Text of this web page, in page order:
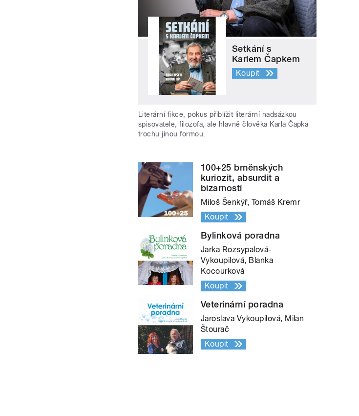
Setkání s
Karlem Čapkem
Koupit
Literární fikce, pokus přiblížit literární nadsázkou
spisovatele, filozofa, ale hlavně člověka Karla Čapka
trochu jinou formou.
100+25 brněnských
kuriozit, absurdit a
bizarností
Miloš Šenkýř, Tomáš Kremr
Koupit
Bylinková poradna
Jarka Rozsypalová-
Vykoupilová, Blanka
Kocourková
Koupit
Veterinární poradna
Jaroslava Vykoupilová, Milan
Štourač
Koupit